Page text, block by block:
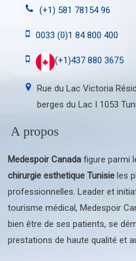
(+1) 581 78154 96
0033 (0)1 84 800 400
(+1)437 880 3675
Rue du Lac Victoria
berges du Lac I 1053
A propos
Medespoir Canada figure parmi
chirurgie esthetique Tunisie les
professionnelles. Leader et
tourisme médical, Medespoir
bien être de ses patients, se
prestations de haute qualité et